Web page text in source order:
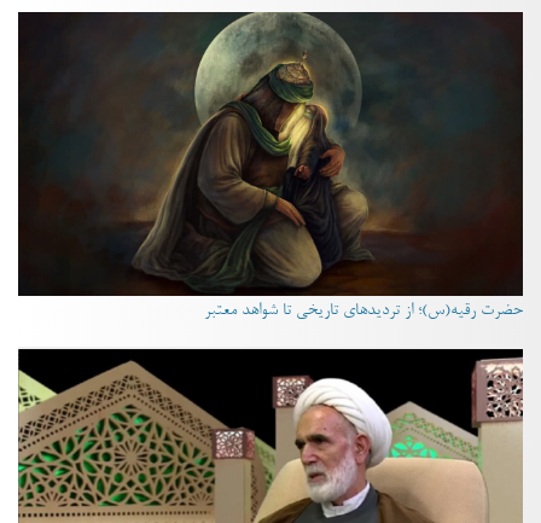
حضرت رقیه(س)؛ از تردیدهای تاریخی تا شواهد معتبر